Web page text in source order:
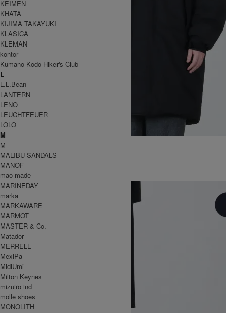
HIGH GRADE MONSTER PARKA
88,000円(税込) 61,600円(税込)
WILD THINGS
ワイルドシングス
KEIMEN
KHATA
KIJIMA TAKAYUKI
KLASICA
KLEMAN
kontor
Kumano Kodo Hiker's Club
L
L.L.Bean
LANTERN
LENO
LEUCHTFEUER
LOLO
M
M
MALIBU SANDALS
MANOF
mao made
MARINEDAY
marka
MARKAWARE
MARMOT
MASTER & Co.
Matador
MERRELL
MexiPa
MidiUmi
Milton Keynes
mizuiro ind
molle shoes
MONOLITH